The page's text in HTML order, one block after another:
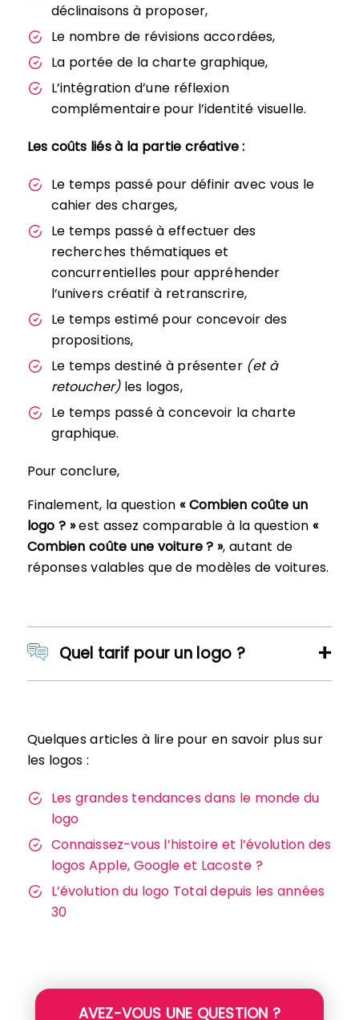
déclinaisons à proposer,
Le nombre de révisions accordées,
La portée de la charte graphique,
L’intégration d’une réflexion
complémentaire pour l’identité visuelle.
Les coûts liés à la partie créative :
Le temps passé pour définir avec vous le
cahier des charges,
Le temps passé à effectuer des
recherches thématiques et
concurrentielles pour appréhender
l’univers créatif à retranscrire,
Le temps estimé pour concevoir des
propositions,
Le temps destiné à présenter (et à
retoucher)les logos,
Le temps passé à concevoir la charte
graphique.
Pour conclure,
Finalement, la question « Combien coûte un
logo ? »est assez comparable à la question «
Combien coûte une voiture ? », autant de
réponses valables que de modèles de voitures.
Quel tarif pour un logo ?
Quelques articles à lire pour en savoir plus sur
les logos :
Les grandes tendances dans le monde du
logo
Connaissez-vous l’histoire et l’évolution des
logos Apple, Google et Lacoste ?
L’évolution du logo Total depuis les années
30
AVEZ-VOUS UNE QUESTION ?